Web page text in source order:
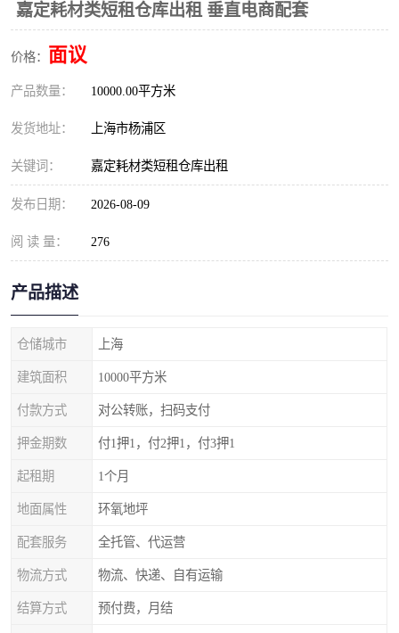
嘉定耗材类短租仓库出租 垂直电商配套
价格： 面议
产品数量： 10000.00平方米
发货地址： 上海市杨浦区
关键词： 嘉定耗材类短租仓库出租
发布日期： 2026-08-09
阅 读 量： 276
产品描述
仓储城市 上海
建筑面积 10000平方米
付款方式 对公转账，扫码支付
押金期数 付1押1，付2押1，付3押1
起租期 1个月
地面属性 环氧地坪
配套服务 全托管、代运营
物流方式 物流、快递、自有运输
结算方式 预付费，月结